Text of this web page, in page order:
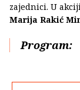
zajednici. U
Marija Rakić
Program: